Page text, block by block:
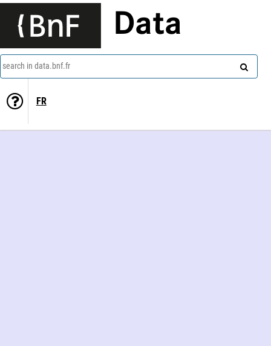
Data
search in data.bnf.fr
FR